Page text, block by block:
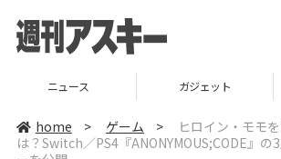
ニュース ガジェット
home > ゲーム >
ヒロイン・モモ
は？Switch／PS4『ANONYMOUS;CODE』の